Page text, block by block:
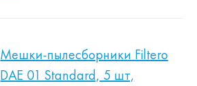
Мешки-пылесборники Filtero
DAE 01 Standard, 5 шт,